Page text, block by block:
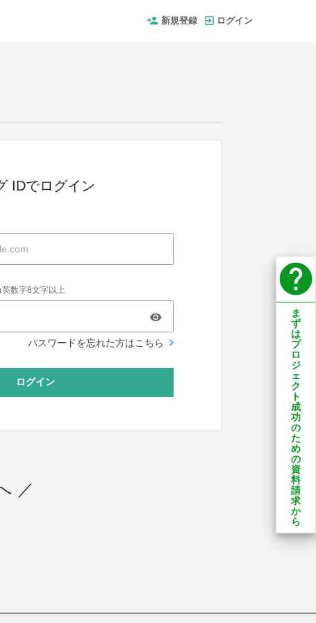
新規登録 ログイン
IDでログイン
数字8文字以上
パスワードを忘れた方はこちら
ログイン
／
help
ま
ず
は
プ
ロ
ジ
ェ
ク
ト
成
功
の
た
め
の
資
料
請
求
か
ら